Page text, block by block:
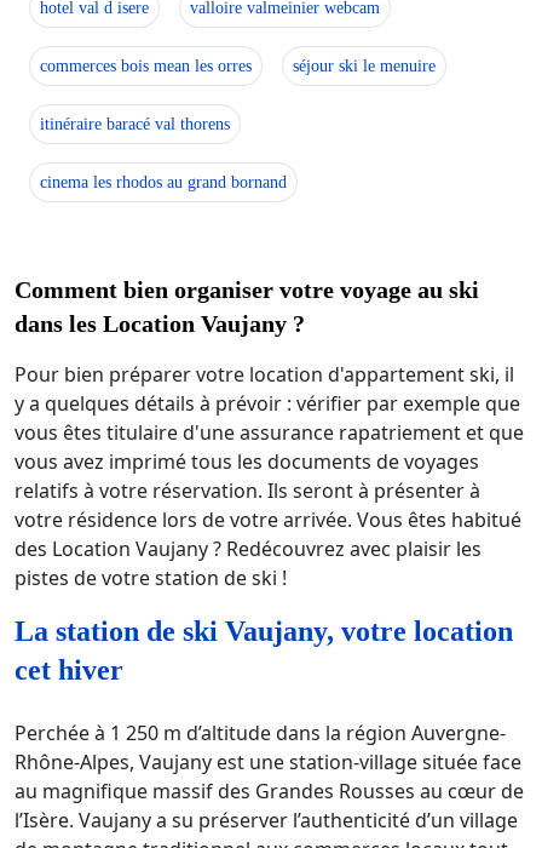
hotel val d isere valloire valmeinier webcam
commerces bois mean les orres séjour ski le menuire
itinéraire baracé val thorens
cinema les rhodos au grand bornand
Comment bien organiser votre voyage au ski
dans les Location Vaujany ?
Pour bien préparer votre location d'appartement ski, il
y a quelques détails à prévoir : vérifier par exemple que
vous êtes titulaire d'une assurance rapatriement et que
vous avez imprimé tous les documents de voyages
relatifs à votre réservation. Ils seront à présenter à
votre résidence lors de votre arrivée. Vous êtes habitué
des Location Vaujany ? Redécouvrez avec plaisir les
pistes de votre station de ski !
La station de ski Vaujany, votre location
cet hiver
Perchée à 1 250 m d’altitude dans la région Auvergne-
Rhône-Alpes, Vaujany est une station-village située face
au magnifique massif des Grandes Rousses au cœur de
l’Isère. Vaujany a su préserver l’authenticité d’un village